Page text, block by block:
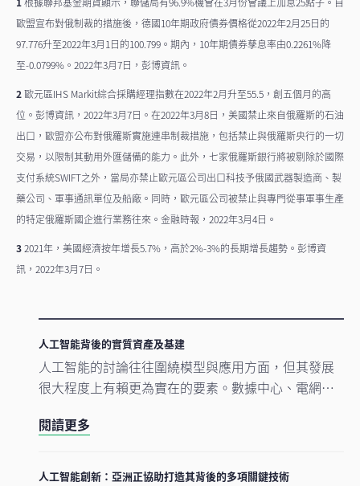
歐盟宣布對俄制裁的措施後，德國10年期政府債券價格從2022年2月25日的
97.776升至2022年3月1日的100.799。期內，10年期債券孳息率由0.2261%降
至-0.0799%。2022年3月7日，彭博資訊。
2歐元區IHS Markit綜合採購經理指數在2022年2月升至55.5，創五個月的高
位。彭博資訊，2022年3月7日。在2022年3月8日，美國禁止來自俄羅斯的石油
出口，歐盟亦公布對俄羅斯實施連串制裁措施，包括禁止與俄羅斯央行的一切
交易，以限制其動用外匯儲備的能力。此外，七家俄羅斯銀行將被剔除於國際
支付系統SWIFT之外，當局亦禁止歐元區公司出口科技予俄國武器製造商、製
藥公司、軍事通訊單位及船廠。同時，歐元區公司被禁止與專門從事軍事生產
的特定俄羅斯國企進行業務往來。金融時報，2022年3月4日。
32021年，美國經濟按年增長5.7%，高於2%-3%的長期增長趨勢。彭博資
訊，2022年3月7日。
人工智能背後的實質資產及基建
人工智能的討論往往圍繞模型與應用方面，但其發展
很大程度上有賴更為實在的要素。數據中心、電網及
礎。隨著結構性因素重塑投資格局，實質資產逐漸成
閱讀更多
人工智能創新：亞洲正協助打造其背後的多項關鍵技術